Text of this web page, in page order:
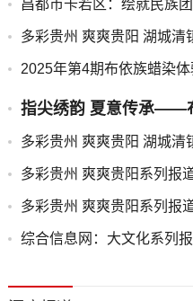
多彩贵州 爽
2025年第4期布依族蜡染
指尖绣韵 夏意传承——
省图书馆成功举办
多彩贵州 爽爽贵阳 湖城清
多彩贵州 爽爽贵阳系列
多彩贵州 爽爽贵阳系列
综合信息网：大文化系列